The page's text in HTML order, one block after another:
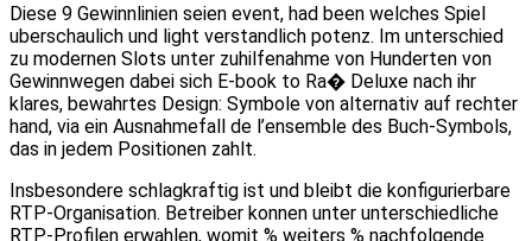
Diese 9 Gewinnlinien seien event, had been welches Spiel
uberschaulich und light verstandlich potenz. Im unterschied
zu modernen Slots unter zuhilfenahme von Hunderten von
Gewinnwegen dabei sich E-book to Ra� Deluxe nach ihr
klares, bewahrtes Design: Symbole von alternativ auf rechter
hand, via ein Ausnahmefall de l’ensemble des Buch-Symbols,
das in jedem Positionen zahlt.
Insbesondere schlagkraftig ist und bleibt die konfigurierbare
RTP-Organisation. Betreiber konnen unter unterschiedliche
RTP-Profilen erwahlen, womit % weiters % nachfolgende